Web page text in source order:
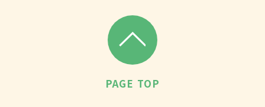
PAGE TOP